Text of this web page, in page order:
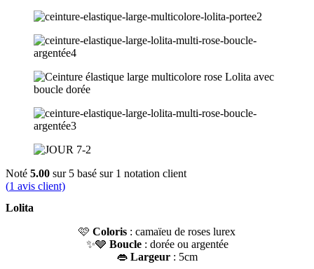
Noté 5.00 sur 5 basé sur 1 notation client
(1 avis client)
Lolita
🩷 Coloris : camaïeu de roses lurex
✨🩶 Boucle: dorée ou argentée
👄 Largeur : 5cm